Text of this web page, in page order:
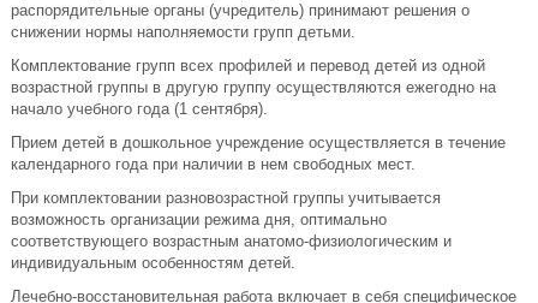
распорядительные органы (учредитель) принимают решения о
снижении нормы наполняемости групп детьми.
Комплектование групп всех профилей и перевод детей из одной
возрастной группы в другую группу осуществляются ежегодно на
начало учебного года (1 сентября).
Прием детей в дошкольное учреждение осуществляется в течение
календарного года при наличии в нем свободных мест.
При комплектовании разновозрастной группы учитывается
возможность организации режима дня, оптимально
соответствующего возрастным анатомо-физиологическим и
индивидуальным особенностям детей.
Лечебно-восстановительная работа включает в себя специфическое